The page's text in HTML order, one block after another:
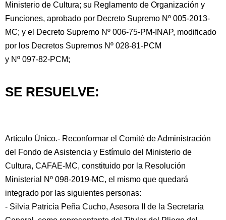
Ministerio de Cultura; su Reglamento de Organización y
Funciones, aprobado por Decreto Supremo Nº 005-2013-
MC; y el Decreto Supremo Nº 006-75-PM-INAP, modificado
por los Decretos Supremos Nº 028-81-PCM
y Nº 097-82-PCM;
SE RESUELVE:
Artículo Único.- Reconformar el Comité de Administración
del Fondo de Asistencia y Estímulo del Ministerio de
Cultura, CAFAE-MC, constituido por la Resolución
Ministerial Nº 098-2019-MC, el mismo que quedará
integrado por las siguientes personas:
- Silvia Patricia Peña Cucho, Asesora II de la Secretaría